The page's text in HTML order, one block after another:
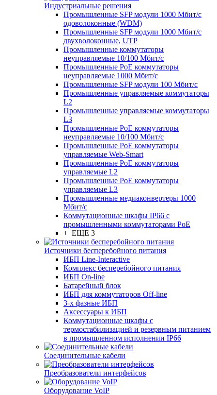
Индустриальные решения
Промышленные SFP модули 1000 Мбит/c
одоволоконные (WDM)
Промышленные SFP модули 1000 Мбит/c
двухволоконные, UTP
Промышленные коммутаторы
неуправляемые 10/100 Мбит/с
Промышленные PoE коммутаторы
неуправляемые 1000 Мбит/с
Промышленные SFP модули 100 Мбит/c
Промышленные управляемые коммутаторы
L2
Промышленные управляемые коммутаторы
L3
Промышленные PoE коммутаторы
неуправляемые 10/100 Мбит/с
Промышленные PoE коммутаторы
управляемые Web-Smart
Промышленные PoE коммутаторы
управляемые L2
Промышленные PoE коммутаторы
управляемые L3
Промышленные медиаконвертеры 1000
Мбит/с
Коммутационные шкафы IP66 c
промышленными коммутаторами PoE
+ ЕЩЕ 3
Источники бесперебойного питания
ИБП Line-Interactive
Комплекс бесперебойного питания
ИБП On-line
Батарейный блок
ИБП для коммутаторов Off-line
3-х фазные ИБП
Аксессуары к ИБП
Коммутационные шкафы с
термостабилизацией и резервным питанием
в промышленном исполнении IP66
Соединительные кабели
Преобразователи интерфейсов
Оборудование VoIP